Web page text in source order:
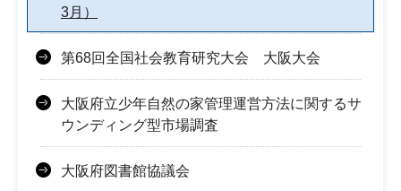
3月）
第68回全国社会教育研究大会 大阪大会
大阪府立少年自然の家管理運営方法に関するサ
ウンディング型市場調査
大阪府図書館協議会